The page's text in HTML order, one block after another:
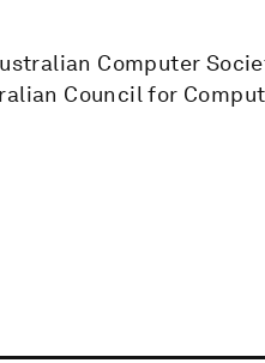
Computer
Council for